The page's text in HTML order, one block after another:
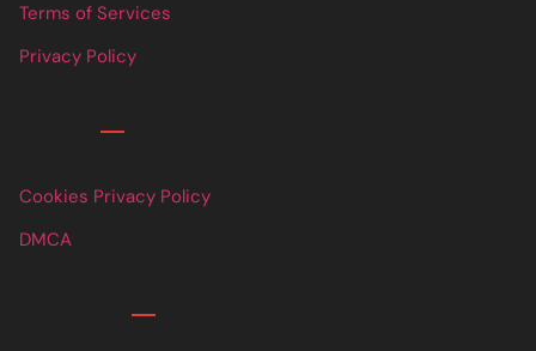
Terms of Services
Privacy Policy
Cookies Privacy Policy
DMCA